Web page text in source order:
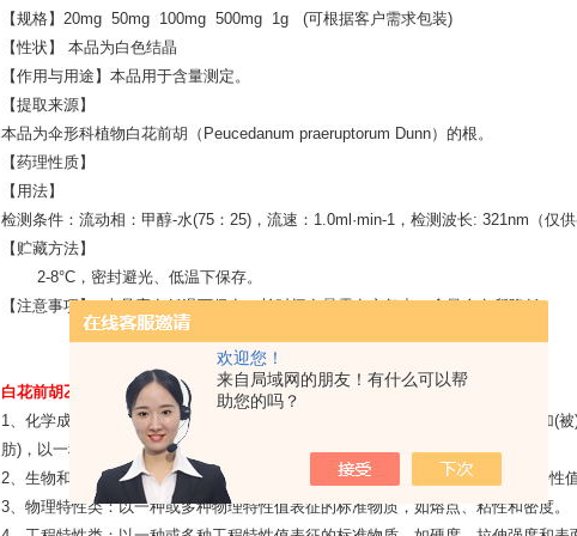
欢迎您！
来自局域网的朋友！有什么可以帮
助您的吗？
【规格】20mg 50mg 100mg 500mg 1g (可根据客户需求包装)
【性状】 本品为白色结晶
【作用与用途】本品用于含量测定。
【提取来源】
本品为伞形科植物白花前胡（Peucedanum praeruptorum Dunn）的根。
【药理性质】
【用法】
检测条件：流动相：甲醇-水(75：25)，流速：1.0ml·min-1，检测波长: 321nm（仅
【贮藏方法】
2-8°C，密封避光、低温下保存。
【注意事项】 本品应在低温下保存，长时间在暴露在空气中，含量会有所降低。
白花前胡乙素81740-07-0规格
标准物质的特性分为五大类：
1、化学成分类：标准物质，纯的化合物或是有代表性的基体样品，天然的或添加(
肪)，以一种或多种化学或物理化学特性值表征。
2、生物和临床特性类：与目录A相似的标准物质，但以一种或多种生化或临床特性
3、物理特性类：以一种或多种物理特性值表征的标准物质，如熔点、粘性和密度。